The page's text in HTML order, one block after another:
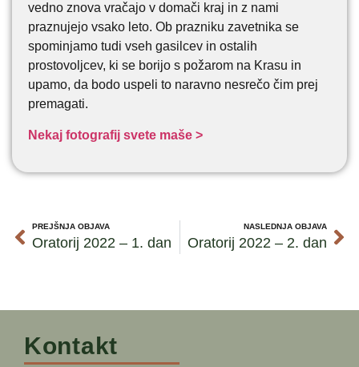
vedno znova vračajo v domači kraj in z nami
praznujejo vsako leto. Ob prazniku zavetnika se
spominjamo tudi vseh gasilcev in ostalih
prostovoljcev, ki se borijo s požarom na Krasu in
upamo, da bodo uspeli to naravno nesrečo čim prej
premagati.
Nekaj fotografij svete maše >
PREJŠNJA OBJAVA
Oratorij 2022 – 1. dan
NASLEDNJA OBJAVA
Oratorij 2022 – 2. dan
Kontakt